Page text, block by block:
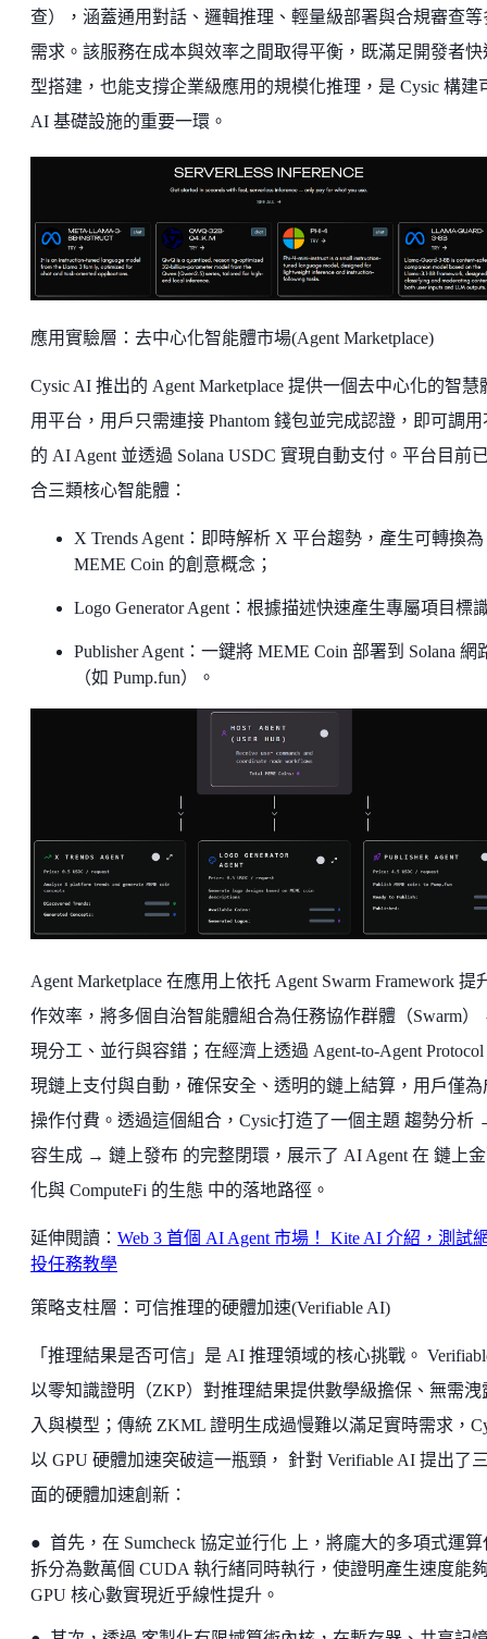
查），涵蓋通用對話、邏輯推理、輕量級部署與合規審查等
需求。該服務在成本與效率之間取得平衡，既滿足開發者快
型搭建，也能支撐企業級應用的規模化推理，是 Cysic 構建
AI 基礎設施的重要一環。
應用實驗層：去中心化智能體市場(Agent Marketplace)
Cysic AI 推出的 Agent Marketplace 提供一個去中心化的智慧
用平台，用戶只需連接 Phantom 錢包並完成認證，即可調用
的 AI Agent 並透過 Solana USDC 實現自動支付。平台目前
合三類核心智能體：
X Trends Agent：即時解析 X 平台趨勢，產生可轉換為
MEME Coin 的創意概念；
Logo Generator Agent：根據描述快速產生專屬項目標
Publisher Agent：一鍵將 MEME Coin 部署到 Solana 網
（如 Pump.fun）。
Agent Marketplace 在應用上依托 Agent Swarm Framework 提
作效率，將多個自治智能體組合為任務協作群體（Swarm）
現分工、並行與容錯；在經濟上透過 Agent-to-Agent
現鏈上支付與自動，確保安全、透明的鏈上結算，用戶僅為
操作付費。透過這個組合，Cysic打造了一個主題 趨勢分析
容生成 → 鏈上發布 的完整閉環，展示了 AI Agent 在 鏈上
化與 ComputeFi 的生態 中的落地路徑。
延伸閱讀： Web 3 首個 AI Agent 市場！ Kite AI 介紹，測試
投任務教學
策略支柱層：可信推理的硬體加速(Verifiable AI)
「推理結果是否可信」是 AI 推理領域的核心挑戰。
以零知識證明（ZKP）對推理結果提供數學級擔保、無需洩
入與模型；傳統 ZKML 證明生成過慢難以滿足實時需求，
以 GPU 硬體加速突破這一瓶頸， 針對 Verifiable AI 提出了
面的硬體加速創新：
● 首先，在 Sumcheck 協定並行化 上，將龐大的多項式運算
拆分為數萬個 CUDA 執行緒同時執行，使證明產生速度能
GPU 核心數實現近乎線性提升。